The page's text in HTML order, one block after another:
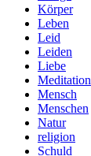
Körper
Leben
Leid
Leiden
Liebe
Meditation
Mensch
Menschen
Natur
religion
Schuld